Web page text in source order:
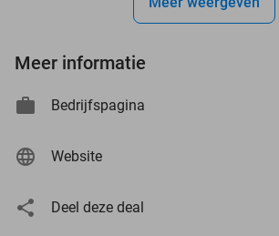
Meer informatie
Bedrijfspagina
Website
Deel deze deal